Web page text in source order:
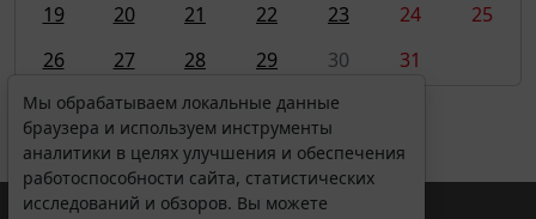
19
20 21 22 23 24
25
26
27 28 29 30 31
Мы обрабатываем локальные данные
браузера и используем инструменты
аналитики в целях улучшения и обеспечения
работоспособности сайта, статистических
исследований и обзоров. Вы можете